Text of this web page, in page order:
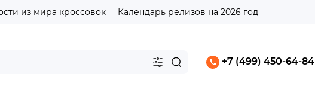
из мира кроссовок Календарь релизов на 2026 год
+7 (499) 450-64-84